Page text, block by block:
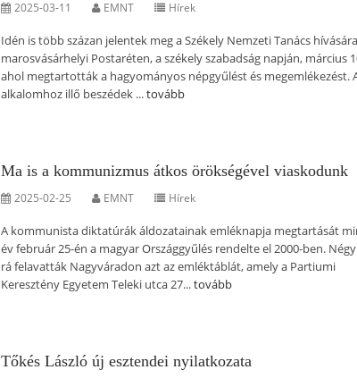
2025-03-11 EMNT Hírek
Idén is több százan jelentek meg a Székely Nemzeti Tanács
marosvásárhelyi Postaréten, a székely szabadság napján, március
ahol megtartották a hagyományos népgyűlést és megemlékezést.
alkalomhoz illő beszédek ...tovább
Ma is a kommunizmus átkos örökségével viaskodunk
2025-02-25 EMNT Hírek
A kommunista diktatúrák áldozatainak emléknapja megtartását
év február 25-én a magyar Országgyűlés rendelte el 2000-ben.
rá felavatták Nagyváradon azt az emléktáblát, amely a Partiumi
Keresztény Egyetem Teleki utca 27...tovább
Tőkés László új esztendei nyilatkozata